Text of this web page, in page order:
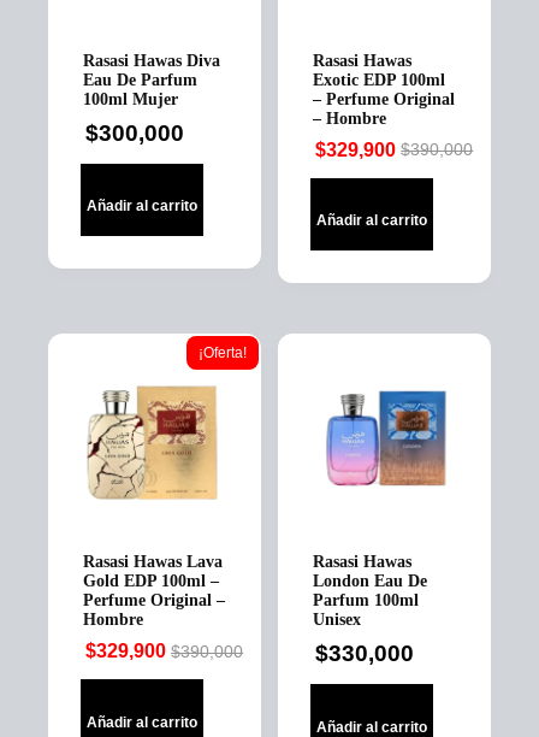
Rasasi Hawas Diva
Eau De Parfum
100ml Mujer
$300,000
Añadir al carrito
Rasasi Hawas
Exotic EDP 100ml
– Perfume Original
– Hombre
$390,000
Original
was:
$329,900
Current
is:
Añadir al carrito
¡Oferta!
Rasasi Hawas Lava
Gold EDP 100ml –
Perfume Original –
Hombre
$390,000
Original
was:
$329,900
Current
is:
Añadir al carrito
Rasasi Hawas
London Eau De
Parfum 100ml
Unisex
$330,000
Añadir al carrito